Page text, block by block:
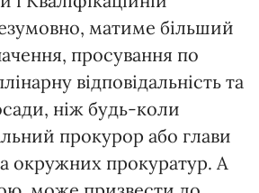
матиме більший
просування по
відповідальність та
ніж будь-коли
прокурор або глави
окружних прокуратур. А